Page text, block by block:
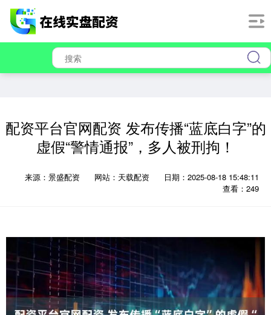
配资平台官网配资 发布传播“蓝底白字”的
虚假“警情通报”，多人被刑拘！
来源：景盛配资 网站：天载配资
日期：2025-08-18 15:48:11
查看：249